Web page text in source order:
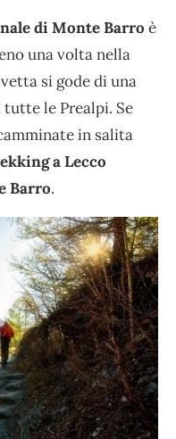
di Monte Barro è
una volta nella
si gode di una
le Prealpi. Se
in salita
a Lecco
Barro.